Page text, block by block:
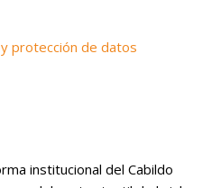
protección de datos
institucional del Cabildo